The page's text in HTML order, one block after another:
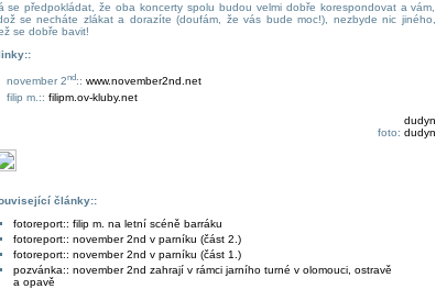
se předpokládat, že oba koncerty spolu budou velmi dobře korespondovat a vám,
se necháte zlákat a dorazíte (doufám, že vás bude moc!), nezbyde nic jiného,
se dobře bavit!
november 2nd:: www.november2nd.net
filip m.:: filipm.ov-kluby.net
dudyn
foto: dudyn
články::
fotoreport:: filip m. na letní scéně barráku
fotoreport:: november 2nd v parníku (část 2.)
fotoreport:: november 2nd v parníku (část 1.)
pozvánka:: november 2nd zahrají v rámci jarního turné v olomouci, ostravě
a opavě